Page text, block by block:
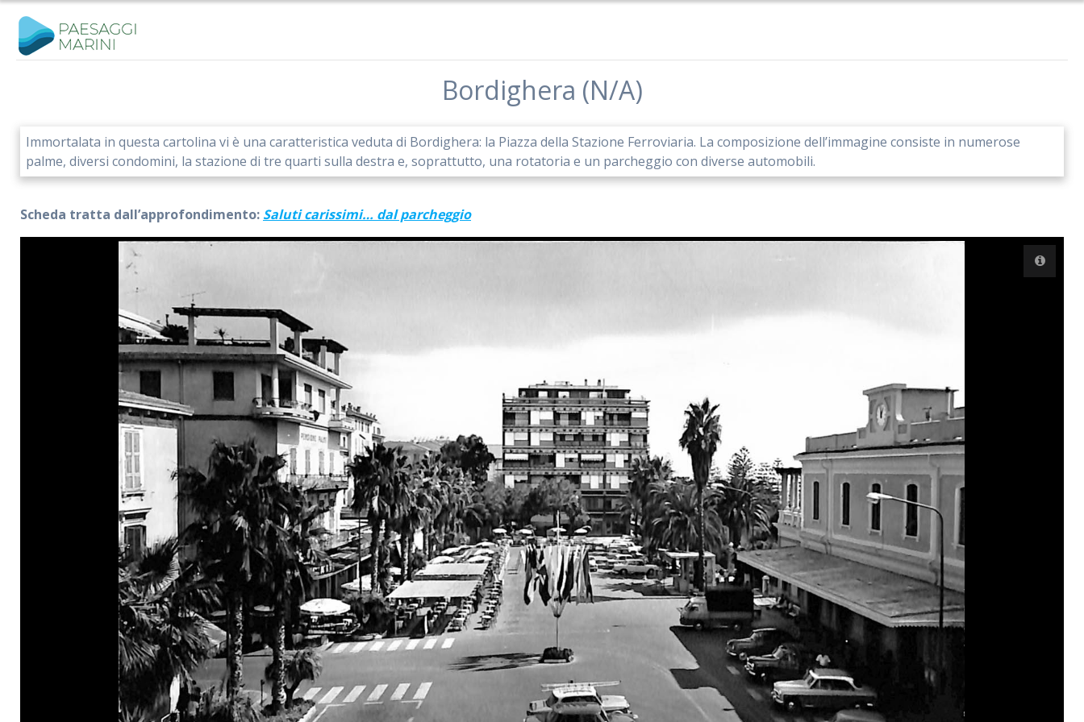
contenuto
Bordighera (N/A)
Immortalata in questa cartolina vi è una caratteristica veduta di Bordighera: la Piazza della Stazione Ferroviaria. La composizione dell’immagine consiste in numerose
palme, diversi condomini, la stazione di tre quarti sulla destra e, soprattutto, una rotatoria e un parcheggio con diverse automobili.
Scheda tratta dall’approfondimento: Saluti carissimi… dal parcheggio